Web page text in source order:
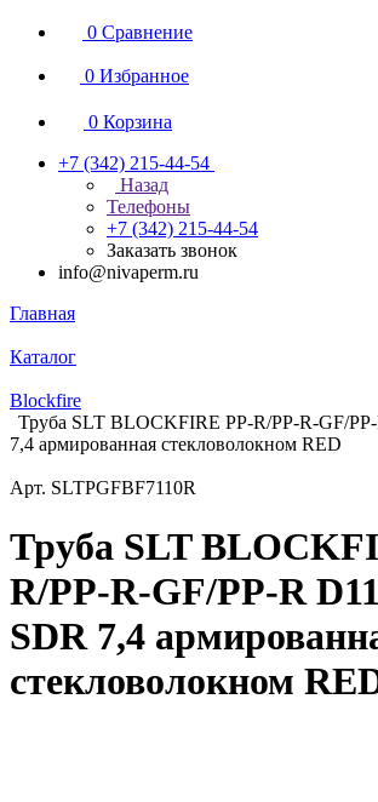
0 Сравнение
0 Избранное
0 Корзина
+7 (342) 215-44-54
Назад
Телефоны
+7 (342) 215-44-54
Заказать звонок
info@nivaperm.ru
Главная
Каталог
Blockfire
Труба SLT BLOCKFIRE PP-R/PP-R-GF/
7,4 армированная стекловолокном RED
Арт. SLTPGFBF7110R
Труба SLT
R/PP-R-GF/PP-R
SDR 7,4
стекловолокном